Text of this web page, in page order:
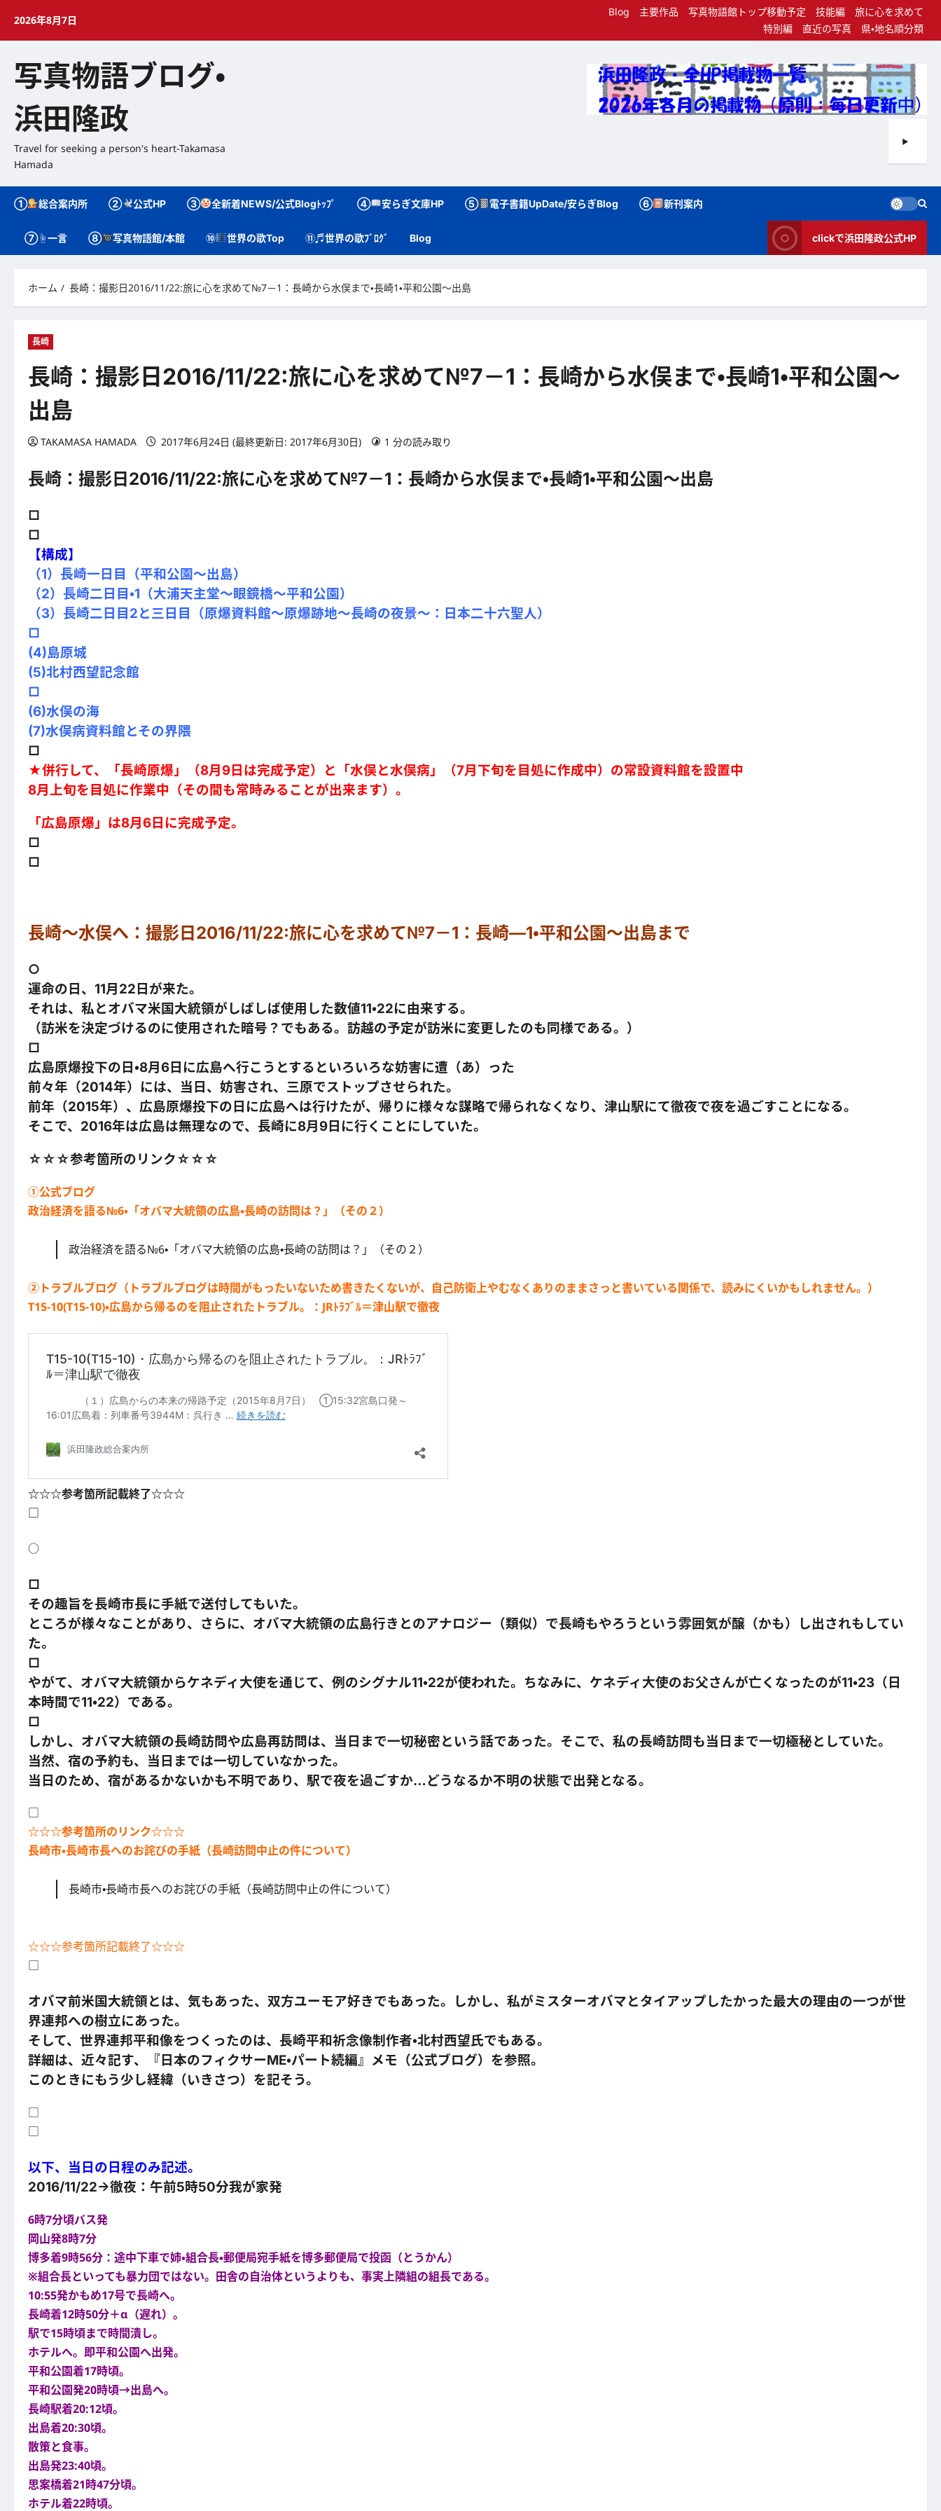
を
2026年8月7日
Blog 主要作品 写真物語館トップ移動予定 技能編
旅に心を求めて
特別編
直近の写真 県・地名順分類
写真物語ブログ・
浜田隆政
Travel for seeking a person's heart-Takamasa
Hamada
① 総合案内所 ② 公式HP ③ 全新着NEWS/公式Blogﾄｯﾌﾟ ④ 安らぎ文庫HP ⑤ 電子書籍UpDate/安らぎBlog ⑥ 新刊案内
⑦☝一言 ⑧ 写真物語館/本館 ⑩ 世界の歌Top ⑪♬世界の歌ﾌﾞﾛｸﾞ Blog clickで浜田隆政公式HP
ホーム 長崎：撮影日2016/11/22:旅に心を求めて№7－1：長崎から水俣まで・長崎1・平和公園～出島
長崎
長崎：撮影日2016/11/22:旅に心を求めて№7－1：長崎から水俣まで・長崎1・平和公園～
出島
TAKAMASA HAMADA 2017年6月24日 (最終更新日: 2017年6月30日) 1 分の読み取り
長崎：撮影日2016/11/22:旅に心を求めて№7－1：長崎から水俣まで・長崎1・平和公園～出島
□
□
【構成】
（1）長崎一日目（平和公園～出島）
（2）長崎二日目・1（大浦天主堂～眼鏡橋～平和公園）
（3）長崎二日目2と三日目（原爆資料館～原爆跡地～長崎の夜景～：日本二十六聖人）
□
(4)島原城
(5)北村西望記念館
□
(6)水俣の海
(7)水俣病資料館とその界隈
□
★併行して、「長崎原爆」（8月9日は完成予定）と「水俣と水俣病」（7月下旬を目処に作成中）の常設資料館を設置中
8月上旬を目処に作業中（その間も常時みることが出来ます）。
「広島原爆」は8月6日に完成予定。
□
□
長崎～水俣へ：撮影日2016/11/22:旅に心を求めて№7－1：長崎―1・平和公園～出島まで
○
運命の日、11月22日が来た。
それは、私とオバマ米国大統領がしばしば使用した数値11・22に由来する。
（訪米を決定づけるのに使用された暗号？でもある。訪越の予定が訪米に変更したのも同様である。）
□
広島原爆投下の日・8月6日に広島へ行こうとするといろいろな妨害に遭（あ）った
前々年（2014年）には、当日、妨害され、三原でストップさせられた。
前年（2015年）、広島原爆投下の日に広島へは行けたが、帰りに様々な謀略で帰られなくなり、津山駅にて徹夜で夜を過ごすことになる。
そこで、2016年は広島は無理なので、長崎に8月9日に行くことにしていた。
☆☆☆参考箇所のリンク☆☆☆
①公式ブログ
政治経済を語る№6・「オバマ大統領の広島・長崎の訪問は？」（その２）
政治経済を語る№6・「オバマ大統領の広島・長崎の訪問は？」（その２）
②トラブルブログ（トラブルブログは時間がもったいないため書きたくないが、自己防衛上やむなくありのままさっと書いている関係で、読みにくいかもしれません。）
T15-10(T15-10)・広島から帰るのを阻止されたトラブル。：JRﾄﾗﾌﾞﾙ＝津山駅で徹夜
☆☆☆参考箇所記載終了☆☆☆
□
○
□
その趣旨を長崎市長に手紙で送付してもいた。
ところが様々なことがあり、さらに、オバマ大統領の広島行きとのアナロジー（類似）で長崎もやろうという雰囲気が醸（かも）し出されもしてい
た。
□
やがて、オバマ大統領からケネディ大使を通じて、例のシグナル11・22が使われた。ちなみに、ケネディ大使のお父さんが亡くなったのが11・23（日
本時間で11・22）である。
□
しかし、オバマ大統領の長崎訪問や広島再訪問は、当日まで一切秘密という話であった。そこで、私の長崎訪問も当日まで一切極秘としていた。
当然、宿の予約も、当日までは一切していなかった。
当日のため、宿があるかないかも不明であり、駅で夜を過ごすか…どうなるか不明の状態で出発となる。
□
☆☆☆参考箇所のリンク☆☆☆
長崎市・長崎市長へのお詫びの手紙（長崎訪問中止の件について）
長崎市・長崎市長へのお詫びの手紙（長崎訪問中止の件について）
☆☆☆参考箇所記載終了☆☆☆
□
オバマ前米国大統領とは、気もあった、双方ユーモア好きでもあった。しかし、私がミスターオバマとタイアップしたかった最大の理由の一つが世
界連邦への樹立にあった。
そして、世界連邦平和像をつくったのは、長崎平和祈念像制作者・北村西望氏でもある。
詳細は、近々記す、『日本のフィクサーME・パート続編』メモ（公式ブログ）を参照。
このときにもう少し経緯（いきさつ）を記そう。
□
□
以下、当日の日程のみ記述。
2016/11/22→徹夜：午前5時50分我が家発
6時7分頃バス発
岡山発8時7分
博多着9時56分：途中下車で姉・組合長・郵便局宛手紙を博多郵便局で投函（とうかん）
※組合長といっても暴力団ではない。田舎の自治体というよりも、事実上隣組の組長である。
10:55発かもめ17号で長崎へ。
長崎着12時50分＋α（遅れ）。
駅で15時頃まで時間潰し。
ホテルへ。即平和公園へ出発。
平和公園着17時頃。
平和公園発20時頃→出島へ。
長崎駅着20:12頃。
出島着20:30頃。
散策と食事。
出島発23:40頃。
思案橋着21時47分頃。
ホテル着22時頃。